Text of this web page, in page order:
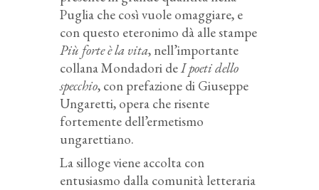
Puglia che così vuole omaggiare, e
con questo eteronimo dà alle stampe
Più forte è la vita, nell’importante
collana Mondadori deI poeti dello
specchio, con prefazione di Giuseppe
Ungaretti, opera che risente
fortemente dell’ermetismo
ungarettiano.
La silloge viene accolta con
entusiasmo dalla comunità letteraria